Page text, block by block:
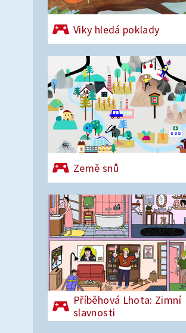
Viky hledá poklady
Země snů
Příběhová Lhota: Zimní
slavnosti